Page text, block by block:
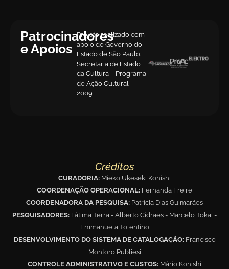
Patrocinadores
e Apoios
Projeto realizado com
apoio do Governo do
Estado de São Paulo.
Secretaria de Estado
da Cultura – Programa
de Ação Cultural –
2009
Créditos
CURADORIA: Mieko Ukeseki Konishi
COORDENAÇÃO OPERACIONAL: Fernanda Freire
COORDENADORA DA PESQUISA: Patrícia Dias Guimarães
PESQUISADORES: Fátima Terra - Alberto Cidraes - Marcelo Tokai -
Emmanuela Tolentino
DESENVOLVIMENTO DO SISTEMA DE CATALOGAÇÃO: Francisco
Montoro Publiesi
CONTROLE ADMINISTRATIVO E CUSTOS: Mário Konishi